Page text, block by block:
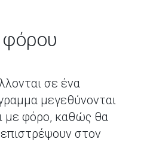
σε ένα
μεγεθύνονται
με φόρο, καθώς θα
στον